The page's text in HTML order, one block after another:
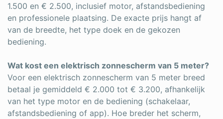
1.500 en € 2.500, inclusief motor, afstandsbediening
en professionele plaatsing. De exacte prijs hangt af
van de breedte, het type doek en de gekozen
bediening.
Wat kost een elektrisch zonnescherm van 5 meter?
Voor een elektrisch zonnescherm van 5 meter breed
betaal je gemiddeld € 2.000 tot € 3.200, afhankelijk
van het type motor en de bediening (schakelaar,
afstandsbediening of app). Hoe breder het scherm,